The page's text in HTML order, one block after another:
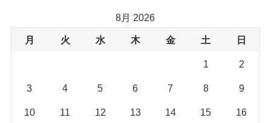
8月 2026
月 火 水 木 金 土 日
1 2
3 4 5 6 7 8 9
10 11 12 13 14 15 16